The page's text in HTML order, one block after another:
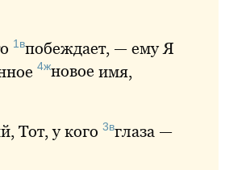
1впобеждает, — ему Я
4жновое имя,
Тот, у кого 3вглаза —